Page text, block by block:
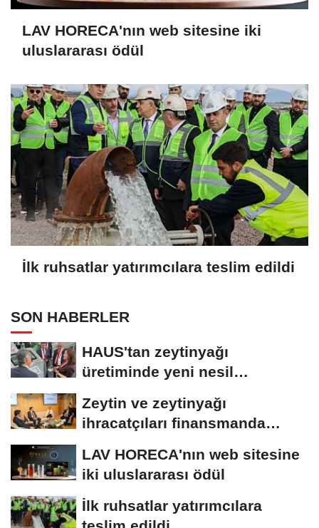
LAV HORECA'nın web sitesine iki
uluslararası ödül
İlk ruhsatlar yatırımcılara teslim edildi
SON HABERLER
HAUS'tan zeytinyağı
üretiminde yeni nesil
Zeytin ve zeytinyağı
ihracatçıları finansmanda
LAV HORECA'nın web sitesine
iki uluslararası ödül
İlk ruhsatlar yatırımcılara